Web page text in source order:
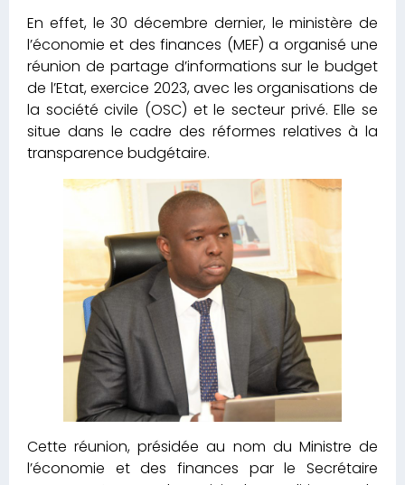
En effet, le 30 décembre dernier, le ministère de
l’économie et des finances (MEF) a organisé une
réunion de partage d’informations sur le budget
de l’Etat, exercice 2023, avec les organisations de
la société civile (OSC) et le secteur privé. Elle se
situe dans le cadre des réformes relatives à la
transparence budgétaire.
Cette réunion, présidée au nom du Ministre de
l’économie et des finances par le Secrétaire